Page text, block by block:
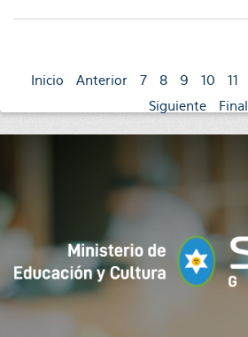
Inicio Anterior 7 8 9 10 11
Siguiente
Final